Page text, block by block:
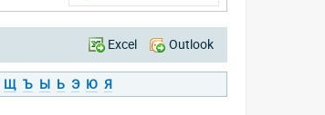
Excel Outlook
Щ Ъ Ы Ь Э Ю Я